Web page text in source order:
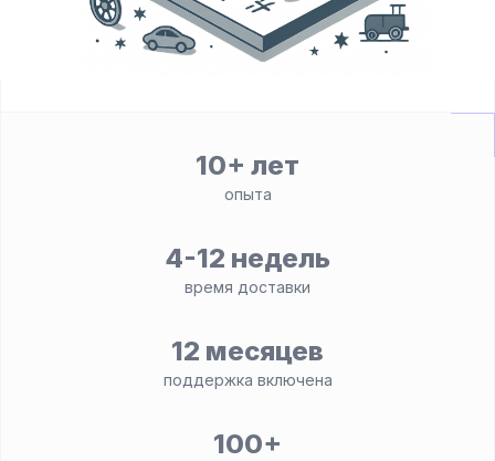
10+ лет
опыта
4-12 недель
время доставки
12 месяцев
поддержка включена
100+